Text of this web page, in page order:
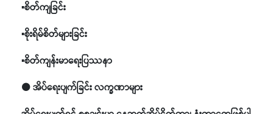
▪️စိတ်ကျခြင်း
▪️စိုးရိမ်စိတ်များခြင်း
▪️စိတ်ကျန်းမာရေးပြဿနာ
⚫ အိပ်ရေးပျက်ခြင်း လက္ခဏာများ